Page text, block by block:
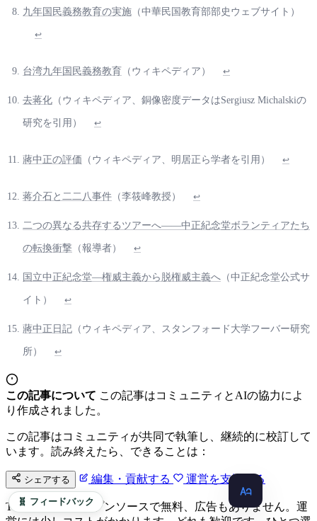
九年国民義務教育の実施 （中華民国教育部部史ウェブサイト）
↩
台湾九年国民義務教育 （ウィキペディア） ↩
去蒋化 （ウィキペディア、銅像密度データはSergiusz Michalskiの
研究を引用） ↩
蔣中正の評価 （ウィキペディア、明居正ら学者を引用） ↩
蒋介石と二二八事件 （李筱峰教授） ↩
二つの異なる共存するツアーへ――中正紀念堂ボランティアたち
の転換衝撃 （報導者） ↩
国立中正紀念堂―権威主義から脱権威主義へ （中正紀念堂公式サ
イト） ↩
蔣中正日記 （ウィキペディア、スタンフォード大学フーバー研究
所） ↩
この記事について この記事はコミュニティとAIの協力によ
り作成されました。
この記事はコミュニティが共同で執筆し、継続的に校訂して
います。読み終えたら、できることは：
シェアする 編集・貢献する 運営を支援する
Taiwan.md はオープンソースで無料、広告もありません。運
🧬 フィードバック